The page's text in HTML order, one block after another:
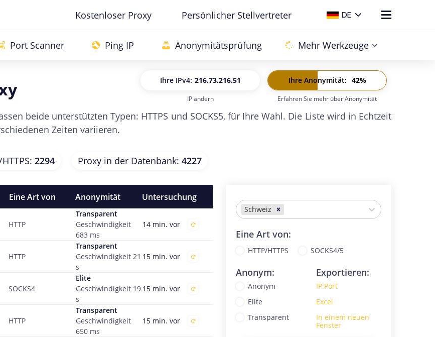
Kostenloser Proxy Persönlicher Stellvertreter DE
Port Scanner Ping IP Anonymitätsprüfung Mehr Werkzeuge
Ihre IPv4: 216.73.216.51
Ihre IPv6:
IP ändern
Ihre Anonymität: 42%
Erfahren Sie mehr über Anonymität
beide unterstützten Typen: HTTPS und SOCKS5, für Ihre Wahl. Die Liste wird in Echtzeit
Zeiten variieren.
: 2294 Proxy in der Datenbank: 4227
Eine Art von Anonymität Untersuchung
HTTP
Transparent
Geschwindigkeit
683 ms
14 min. vor
HTTP
Transparent
Geschwindigkeit 21
s
15 min. vor
SOCKS4
Elite
Geschwindigkeit 19
s
15 min. vor
HTTP
Transparent
Geschwindigkeit
650 ms
15 min. vor
Schweiz
Eine Art von:
HTTP/HTTPS SOCKS4/5
Anonym:
Anonym
Elite
Transparent
Exportieren:
IP:Port
Excel
In einem neuen
Fenster